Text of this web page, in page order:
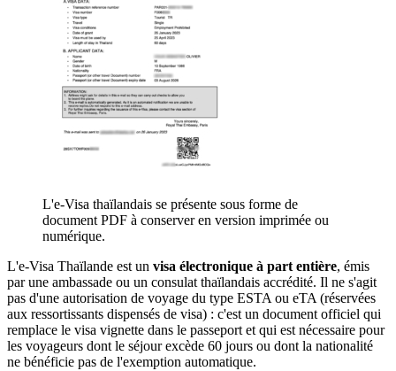
L'e-Visa thaïlandais se présente sous forme de
document PDF à conserver en version imprimée ou
numérique.
L'e-Visa Thaïlande est un visa électronique à part entière, émis
par une ambassade ou un consulat thaïlandais accrédité. Il ne s'agit
pas d'une autorisation de voyage du type ESTA ou eTA (réservées
aux ressortissants dispensés de visa) : c'est un document officiel qui
remplace le visa vignette dans le passeport et qui est nécessaire pour
les voyageurs dont le séjour excède 60 jours ou dont la nationalité
ne bénéficie pas de l'exemption automatique.